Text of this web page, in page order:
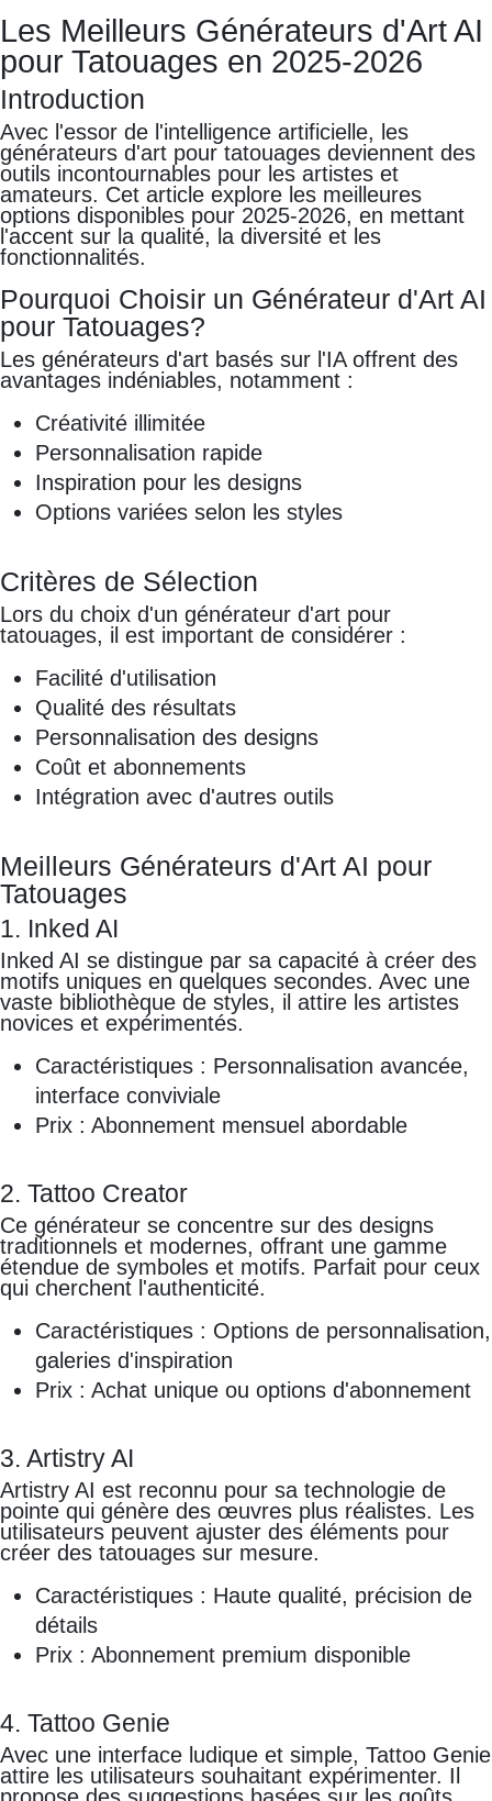
Les Meilleurs Générateurs d'Art AI
pour Tatouages en 2025-2026
Introduction
Avec l'essor de l'intelligence artificielle, les
générateurs d'art pour tatouages deviennent des
outils incontournables pour les artistes et
amateurs. Cet article explore les meilleures
options disponibles pour 2025-2026, en mettant
l'accent sur la qualité, la diversité et les
fonctionnalités.
Pourquoi Choisir un Générateur d'Art AI
pour Tatouages?
Les générateurs d'art basés sur l'IA offrent des
avantages indéniables, notamment :
Créativité illimitée
Personnalisation rapide
Inspiration pour les designs
Options variées selon les styles
Critères de Sélection
Lors du choix d'un générateur d'art pour
tatouages, il est important de considérer :
Facilité d'utilisation
Qualité des résultats
Personnalisation des designs
Coût et abonnements
Intégration avec d'autres outils
Meilleurs Générateurs d'Art AI pour
Tatouages
1. Inked AI
Inked AI se distingue par sa capacité à créer des
motifs uniques en quelques secondes. Avec une
vaste bibliothèque de styles, il attire les artistes
novices et expérimentés.
Caractéristiques : Personnalisation avancée,
interface conviviale
Prix : Abonnement mensuel abordable
2. Tattoo Creator
Ce générateur se concentre sur des designs
traditionnels et modernes, offrant une gamme
étendue de symboles et motifs. Parfait pour ceux
qui cherchent l'authenticité.
Caractéristiques : Options de personnalisation,
galeries d'inspiration
Prix : Achat unique ou options d'abonnement
3. Artistry AI
Artistry AI est reconnu pour sa technologie de
pointe qui génère des œuvres plus réalistes. Les
utilisateurs peuvent ajuster des éléments pour
créer des tatouages sur mesure.
Caractéristiques : Haute qualité, précision de
détails
Prix : Abonnement premium disponible
4. Tattoo Genie
Avec une interface ludique et simple, Tattoo Genie
attire les utilisateurs souhaitant expérimenter. Il